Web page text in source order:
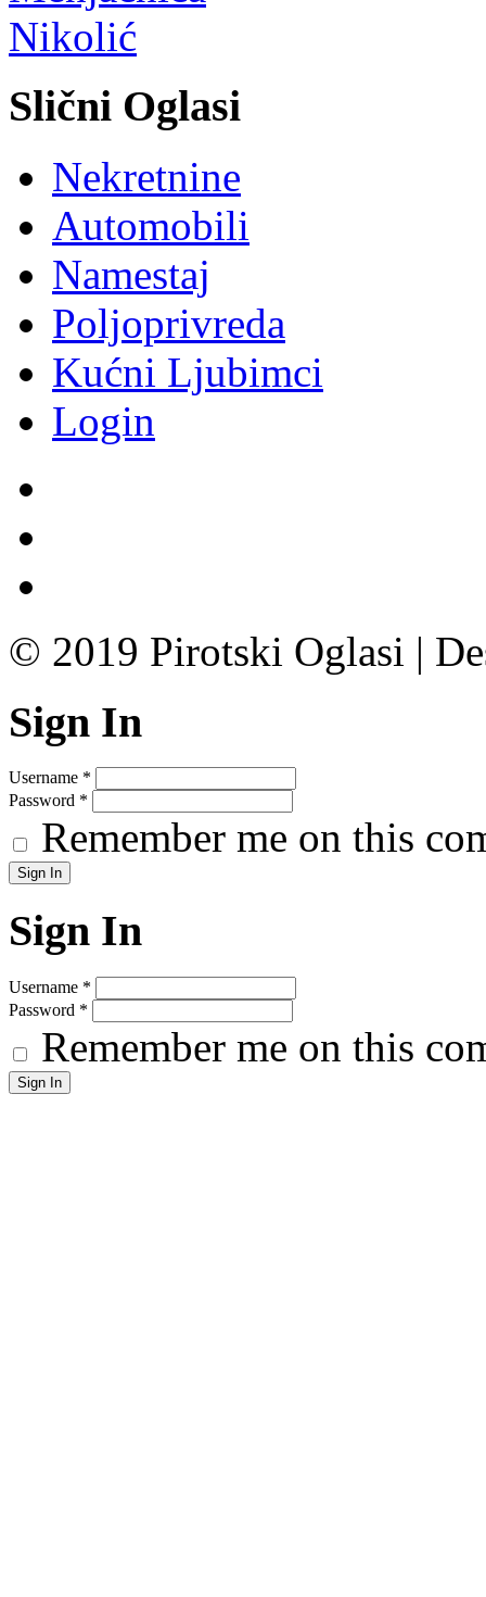
Slični Oglasi
Nekretnine
Automobili
Namestaj
Poljoprivreda
Kućni Ljubimci
Login
© 2019 Pirotski Oglasi |
Sign In
Username *
Password *
Remember me on this
Sign In
Username *
Password *
Remember me on this